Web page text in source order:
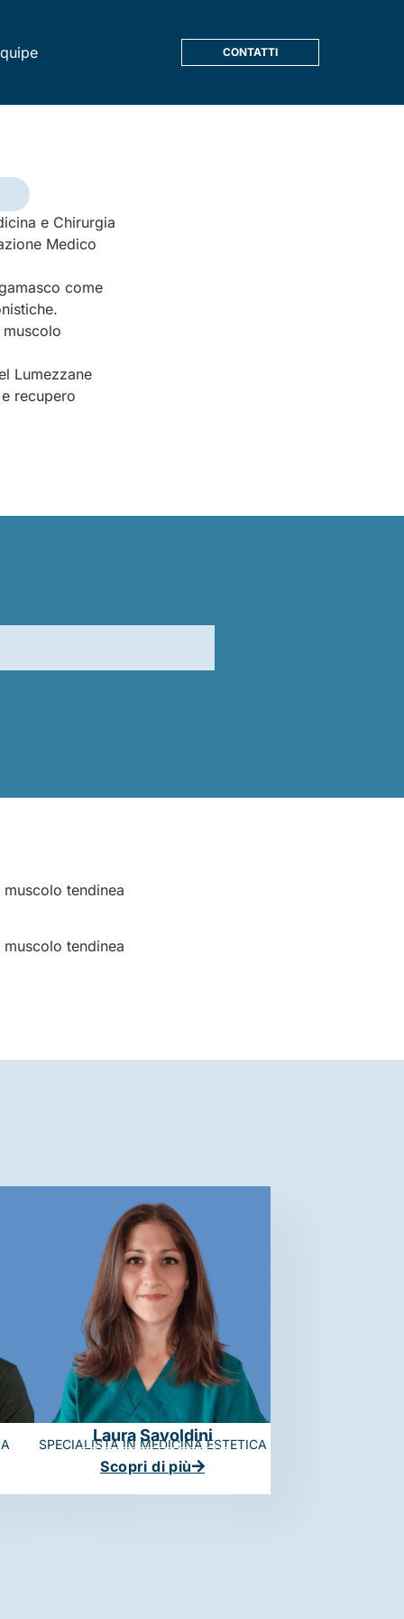
CONTATTI
e Chirurgia
Medico
come
Lumezzane
recupero
tendinea
tendinea
Laura Savoldini
SPECIALISTA IN MEDICINA ESTETICA
Scopri di più